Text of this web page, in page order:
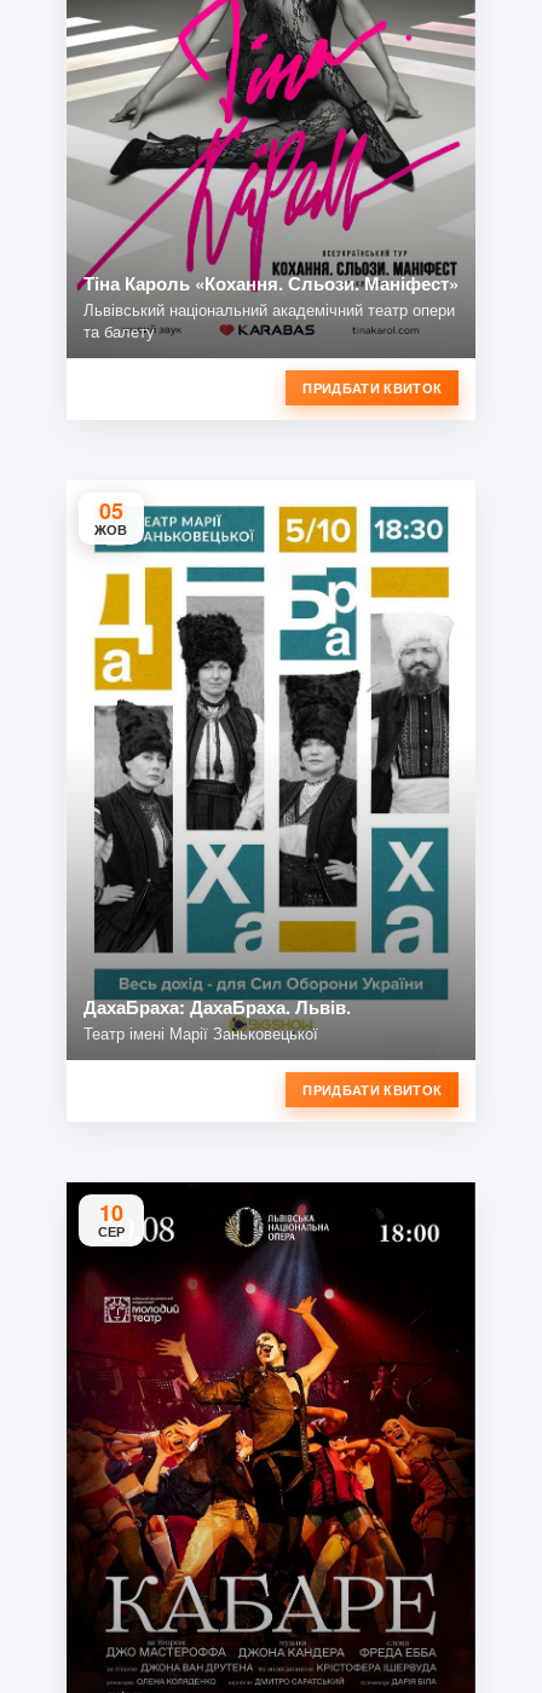
Тіна Кароль «Кохання. Сльози. Маніфест»
Львівський національний академічний театр опери
та балету
ПРИДБАТИ КВИТОК
05
ЖОВ
ДахаБраха: ДахаБраха. Львів.
Театр імені Марії Заньковецької
ПРИДБАТИ КВИТОК
10
СЕР